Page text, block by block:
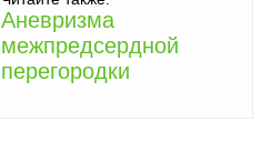
Аневризма
межпредсердной
перегородки